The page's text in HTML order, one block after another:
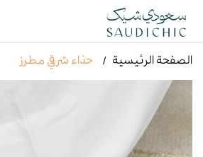
الصفحة الرئيسية حذاء شرقي مطرز